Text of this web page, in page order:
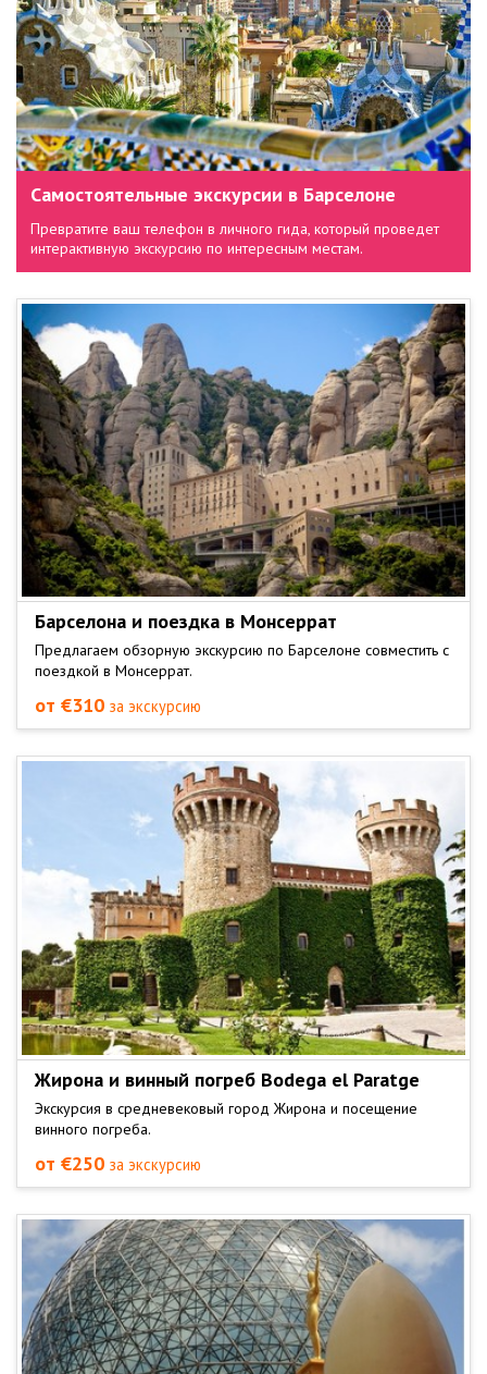
Самостоятельные экскурсии в Барселоне
Превратите ваш телефон в личного гида, который проведет
интерактивную экскурсию по интересным местам.
Барселона и поездка в Монсеррат
Предлагаем обзорную экскурсию по Барселоне совместить с
поездкой в Монсеррат.
от €310 за экскурсию
Жирона и винный погреб Bodega el Paratge
Экскурсия в средневековый город Жирона и посещение
винного погреба.
от €250 за экскурсию